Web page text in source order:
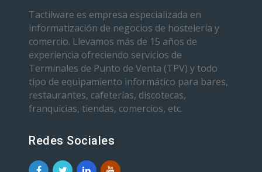
Tactilware es empresa especializada en
informatización de negocios de hostelería y
comercio. Llevamos más de 15 años de
experiencia ofreciendo servicios de
Terminales de Punto de Venta (TPV) y todo
tipo de equipamiento informático para bares,
restaurantes, cafeterías, discotecas,
franquicias, tiendas, comercios, etc.
Redes Sociales